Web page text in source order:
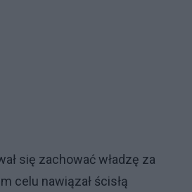
się zachować władzę za
celu nawiązał ścisłą